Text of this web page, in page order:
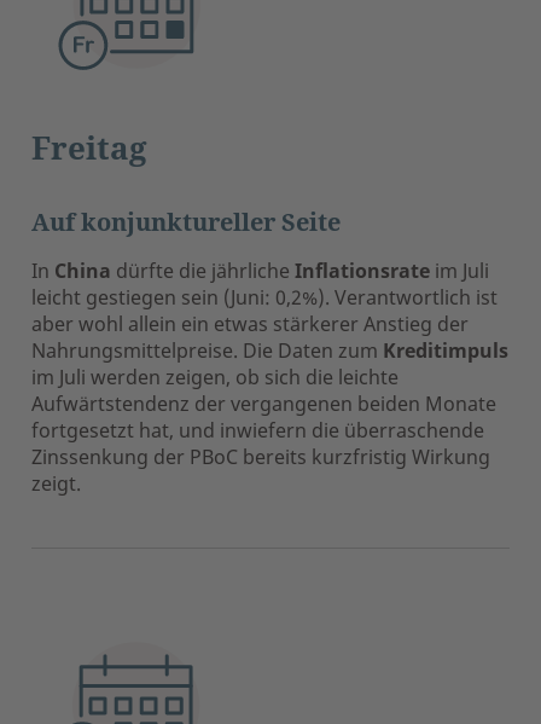
Freitag
Auf konjunktureller Seite
In China dürfte die jährliche Inflationsrate im Juli
leicht gestiegen sein (Juni: 0,2%). Verantwortlich ist
aber wohl allein ein etwas stärkerer Anstieg der
Nahrungsmittelpreise. Die Daten zum Kreditimpuls
im Juli werden zeigen, ob sich die leichte
Aufwärtstendenz der vergangenen beiden Monate
fortgesetzt hat, und inwiefern die überraschende
Zinssenkung der PBoC bereits kurzfristig Wirkung
zeigt.